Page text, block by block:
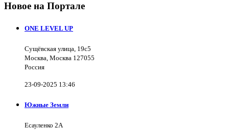
Новое на Портале
ONE LEVEL UP
Сущёвская улица, 19с5
Москва, Москва 127055
Россия
23-09-2025 13:46
Южные Земли
Есауленко 2А